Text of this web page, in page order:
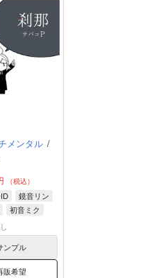
メンタル /
（税込）
鏡音リン
初音ミク
ンプル
販希望